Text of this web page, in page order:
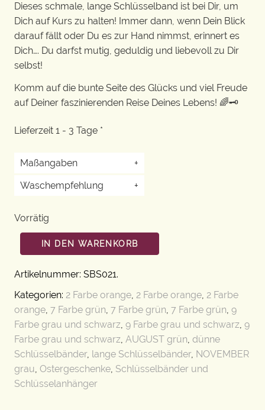
Dieses schmale, lange Schlüsselband ist bei Dir, um
Dich auf Kurs zu halten! Immer dann, wenn Dein Blick
darauf fällt oder Du es zur Hand nimmst, erinnert es
Dich…. Du darfst mutig, geduldig und liebevoll zu Dir
selbst!
Komm auf die bunte Seite des Glücks und viel Freude
auf Deiner faszinierenden Reise Deines Lebens! 🌈🗝️
Lieferzeit 1 - 3 Tage *
Maßangaben
+
Waschempfehlung
+
Vorrätig
IN DEN WARENKORB
Artikelnummer: SBS021.
Kategorien: 2 Farbe orange, 2 Farbe orange, 2 Farbe
orange, 7 Farbe grün, 7 Farbe grün, 7 Farbe grün, 9
Farbe grau und schwarz, 9 Farbe grau und schwarz, 9
Farbe grau und schwarz, AUGUST grün, dünne
Schlüsselbänder, lange Schlüsselbänder, NOVEMBER
grau, Ostergeschenke, Schlüsselbänder und
Schlüsselanhänger